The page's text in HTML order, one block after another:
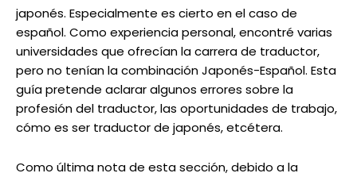
japonés. Especialmente es cierto en el caso de
español. Como experiencia personal, encontré varias
universidades que ofrecían la carrera de traductor,
pero no tenían la combinación Japonés-Español. Esta
guía pretende aclarar algunos errores sobre la
profesión del traductor, las oportunidades de trabajo,
cómo es ser traductor de japonés, etcétera.
Como última nota de esta sección, debido a la